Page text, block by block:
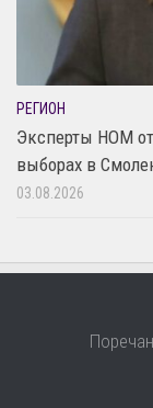
РЕГИОН
Эксперты НОМ
выборах в
03.08.2026